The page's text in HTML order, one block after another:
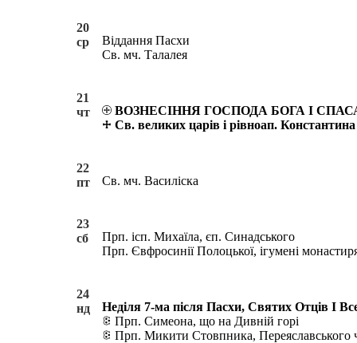
20
ср
Віддання Пасхи
Св. мч. Талалея
21
чт
ВОЗНЕСІННЯ ГОСПОДА БОГА І
Св. великих царів і рівноап.
22
пт
Св. мч. Василіска
23
сб
Прп. ісп. Михаїла, єп. Синадського
Прп. Євфросинії Полоцької, ігумені
24
нд
Неділя 7-ма після Пасхи, Святих Отців I
Прп. Симеона, що на Дивній горі
Прп. Микити Стовпника, Переяславського